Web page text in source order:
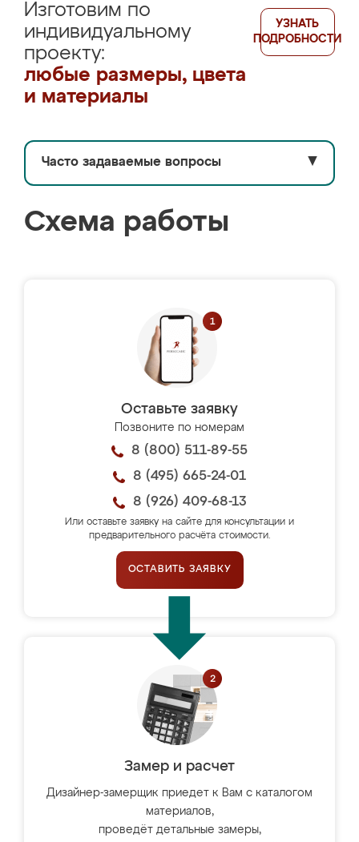
Изготовим по
индивидуальному
проекту:
любые размеры, цвета
и материалы
УЗНАТЬ
ПОДРОБНОСТИ
Часто задаваемые вопросы ▼
Схема работы
Оставьте заявку
Позвоните по номерам
8 (800) 511-89-55
8 (495) 665-24-01
8 (926) 409-68-13
Или оставьте заявку на сайте для консультации и
предварительного расчёта стоимости.
ОСТАВИТЬ ЗАЯВКУ
Замер и расчет
Дизайнер-замерщик приедет к Вам с каталогом
материалов,
проведёт детальные замеры,